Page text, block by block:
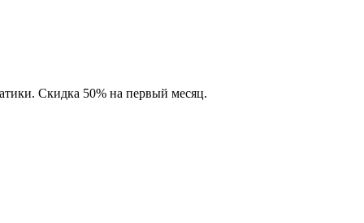
Скидка 50% на первый месяц.